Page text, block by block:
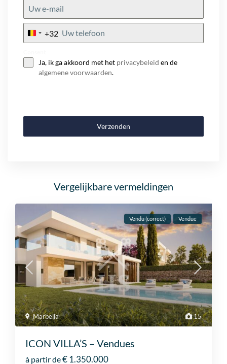
Belgium
+32
Ja, ik ga akkoord met het privacybeleid en de
algemene voorwaarden.
Verzenden
Vergelijkbare vermeldingen
15
Marbella
Vendu (correct) Vendue
ICON VILLA’S – Vendues
à partir de€ 1.350.000